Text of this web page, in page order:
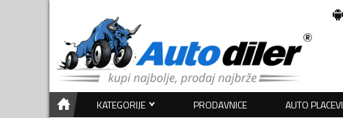
KATEGORIJE PRODAVNICE AUTO PLACEVI